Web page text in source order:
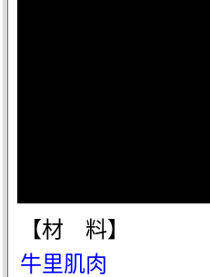
【材 料】
牛里肌肉